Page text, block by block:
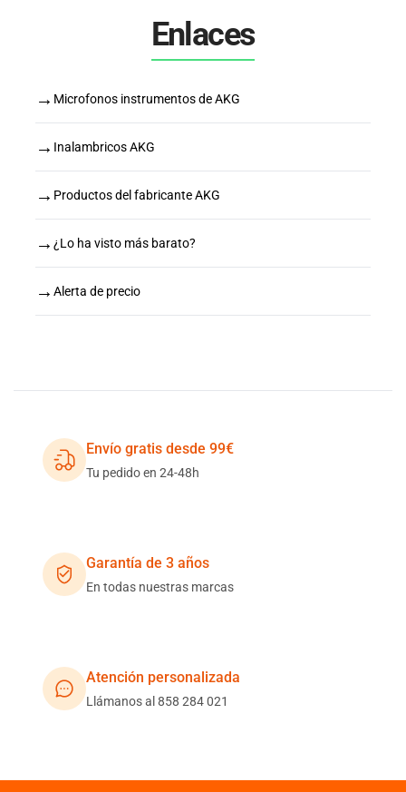
Enlaces
→ Microfonos instrumentos de AKG
→ Inalambricos AKG
→ Productos del fabricante AKG
→ ¿Lo ha visto más barato?
→ Alerta de precio
Envío gratis desde 99€
Tu pedido en 24-48h
Garantía de 3 años
En todas nuestras marcas
Atención personalizada
Llámanos al 858 284 021